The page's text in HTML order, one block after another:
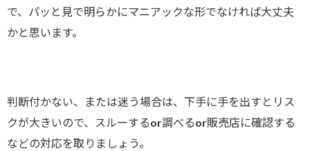
で、パッと見で明らかにマニアックな形でなければ大丈夫
かと思います。
判断付かない、または迷う場合は、下手に手を出すとリス
クが大きいので、スルーするor調べるor販売店に確認する
などの対応を取りましょう。